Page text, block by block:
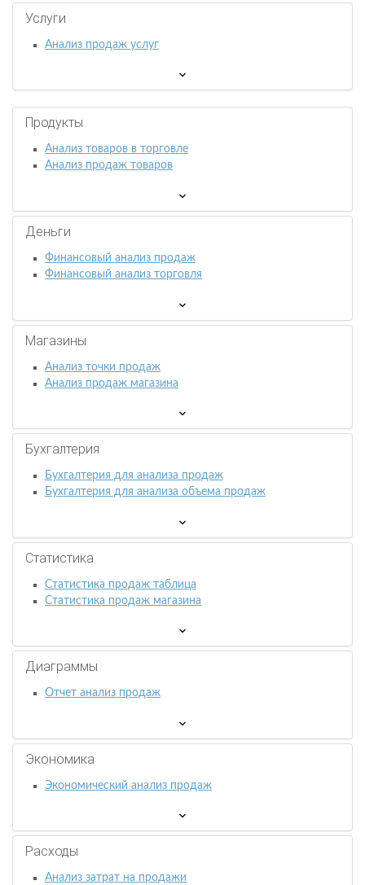
Услуги
Анализ продаж услуг
Продукты
Анализ товаров в торговле
Анализ продаж товаров
Деньги
Финансовый анализ продаж
Финансовый анализ торговля
Магазины
Анализ точки продаж
Анализ продаж магазина
Бухгалтерия
Бухгалтерия для анализа продаж
Бухгалтерия для анализа объема продаж
Статистика
Статистика продаж таблица
Статистика продаж магазина
Диаграммы
Отчет анализ продаж
Экономика
Экономический анализ продаж
Расходы
Анализ затрат на продажи